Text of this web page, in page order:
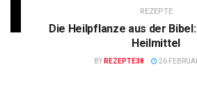
REZEPTE
Die Heilpflanze aus der
Heilmittel
BY REZEPTE38 26